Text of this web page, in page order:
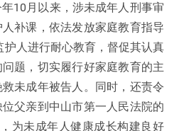
10月以来，涉未成年人刑事审
补课，依法发放家庭教育指导
护人进行耐心教育，督促其认真
题，切实履行好家庭教育的主
未成年被告人。同时，还责令
父亲到中山市第一人民法院的
为未成年人健康成长构建良好